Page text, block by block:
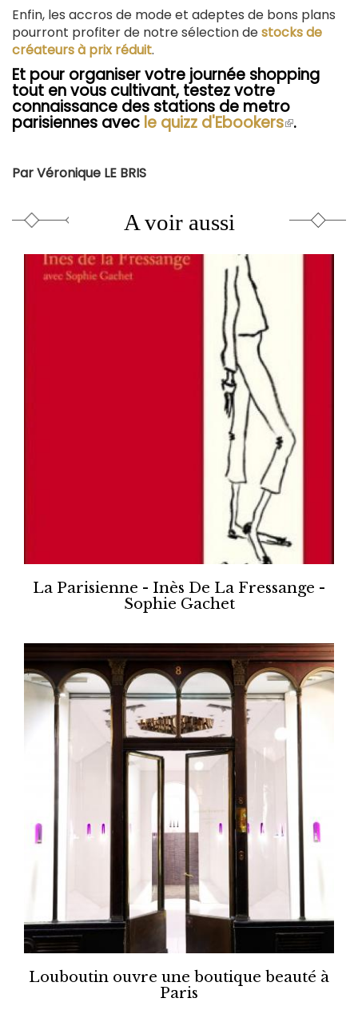
Enfin, les accros de mode et adeptes de bons plans
pourront profiter de notre sélection destocks de
créateurs à prix réduit.
Et pour organiser votre journée shopping
tout en vous cultivant, testez votre
connaissance des stations de metro
parisiennes avec le quizz d'Ebookers(le.
Par Véronique LE BRIS
A voir aussi
La Parisienne - Inès De La Fressange -
Sophie Gachet
Louboutin ouvre une boutique beauté à
Paris